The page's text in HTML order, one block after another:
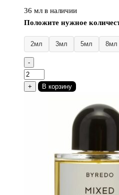
36 мл в наличии
Положите нужное
2мл 3мл 5мл 8мл
-
Количество
товара
+ В корзину